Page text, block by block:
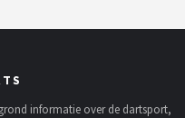
informatie over de dartsport,